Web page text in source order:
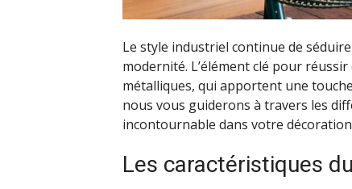
Le style industriel continue de
modernité. L’élément clé pour
métalliques, qui apportent une
nous vous guiderons à travers les
incontournable dans votre
Les caractéristiques